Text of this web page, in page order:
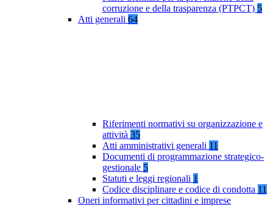
corruzione e della trasparenza (PTPCT) 5
Atti generali 64
Riferimenti normativi su organizzazione e
attività 35
Atti amministrativi generali 11
Documenti di programmazione strategico-
gestionale 5
Statuti e leggi regionali 1
Codice disciplinare e codice di condotta 11
Oneri informativi per cittadini e imprese